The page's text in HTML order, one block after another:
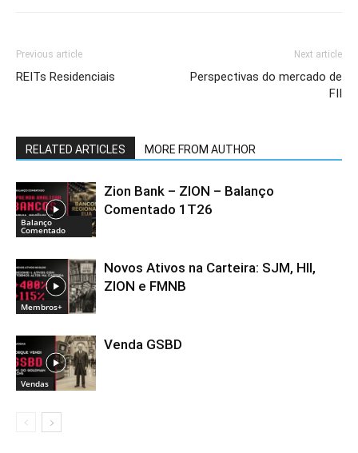
Previous article
REITs Residenciais
Next article
Perspectivas do mercado de
FII
RELATED ARTICLES MORE FROM AUTHOR
Balanço
Comentado
Zion Bank – ZION – Balanço
Comentado 1T26
Membros+
Novos Ativos na Carteira: SJM, HII,
ZION e FMNB
Vendas
Venda GSBD